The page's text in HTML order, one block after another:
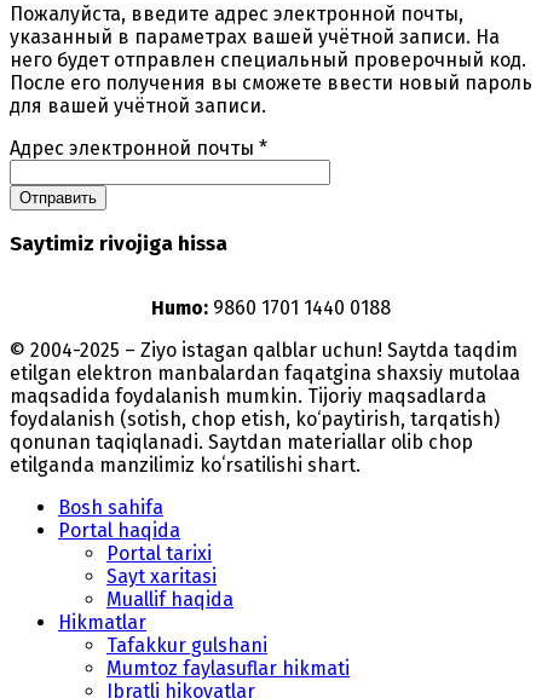
Пожалуйста, введите адрес электронной почты,
указанный в параметрах вашей учётной записи. На
него будет отправлен специальный проверочный код.
После его получения вы сможете ввести новый пароль
для вашей учётной записи.
Адрес электронной почты *
Отправить
Saytimiz rivojiga hissa
Humo: 9860 1701 1440 0188
© 2004-2025 – Ziyo istagan qalblar uchun! Saytda taqdim
etilgan elektron manbalardan faqatgina shaxsiy mutolaa
maqsadida foydalanish mumkin. Tijoriy maqsadlarda
foydalanish (sotish, chop etish, ko‘paytirish, tarqatish)
qonunan taqiqlanadi. Saytdan materiallar olib chop
etilganda manzilimiz koʻrsatilishi shart.
Bosh sahifa
Portal haqida
Portal tarixi
Sayt xaritasi
Muallif haqida
Hikmatlar
Tafakkur gulshani
Mumtoz faylasuflar hikmati
Ibratli hikoyatlar